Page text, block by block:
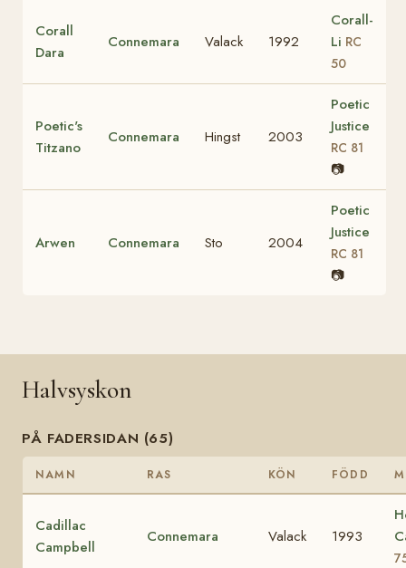
Corall
Dara
Connemara Valack 1992
Corall-
Li RC
50
Poetic's
Titzano
Connemara Hingst 2003
Poetic
Justice
RC 81
📷
Arwen Connemara Sto 2004
Poetic
Justice
RC 81
📷
Halvsyskon
PÅ FADERSIDAN (65)
NAMN RAS KÖN FÖDD
Cadillac
Campbell
Connemara Valack 1993